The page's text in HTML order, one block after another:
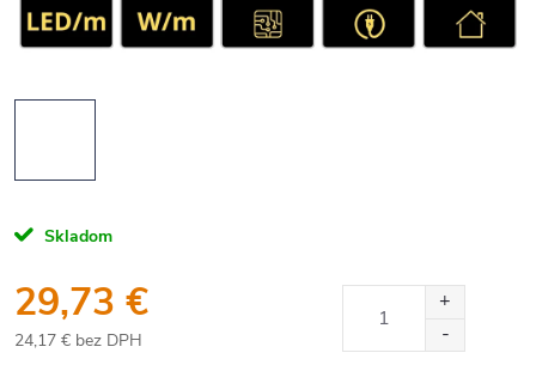
Skladom
29,73 €
24,17 € bez DPH